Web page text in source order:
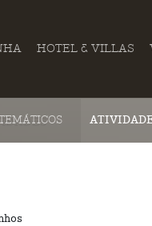
HOTEL & VILLAS